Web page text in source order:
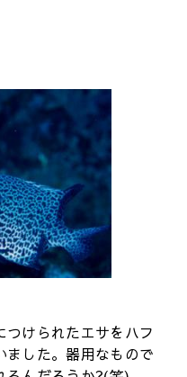
けられたエサをハフ
ました。器用なもので